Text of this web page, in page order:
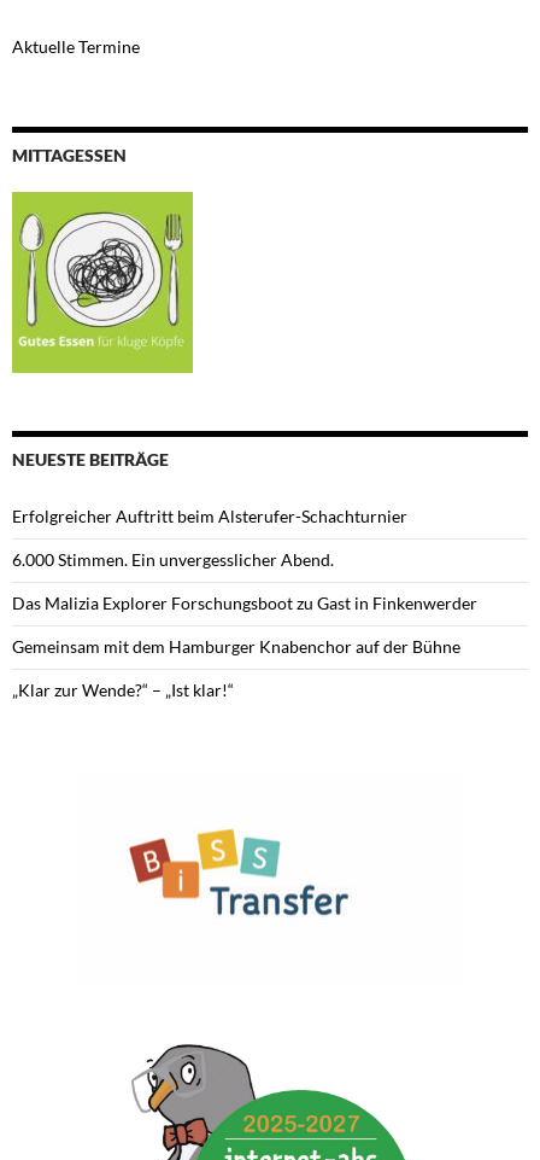
Aktuelle Termine
MITTAGESSEN
NEUESTE BEITRÄGE
Erfolgreicher Auftritt beim Alsterufer-Schachturnier
6.000 Stimmen. Ein unvergesslicher Abend.
Das Malizia Explorer Forschungsboot zu Gast in Finkenwerder
Gemeinsam mit dem Hamburger Knabenchor auf der Bühne
„Klar zur Wende?“ – „Ist klar!“